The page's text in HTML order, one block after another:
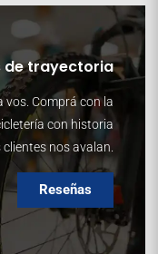
de trayectoria
vos. Comprá con la
con historia
nos avalan.
Reseñas